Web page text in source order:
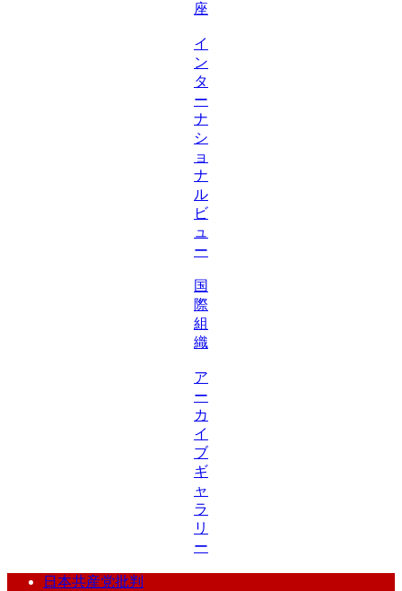
座
イ
ン
タ
ー
ナ
シ
ョ
ナ
ル
ビ
ュ
ー
国
際
組
織
ア
ー
カ
イ
ブ
ギ
ャ
ラ
リ
ー
日本共産党批判